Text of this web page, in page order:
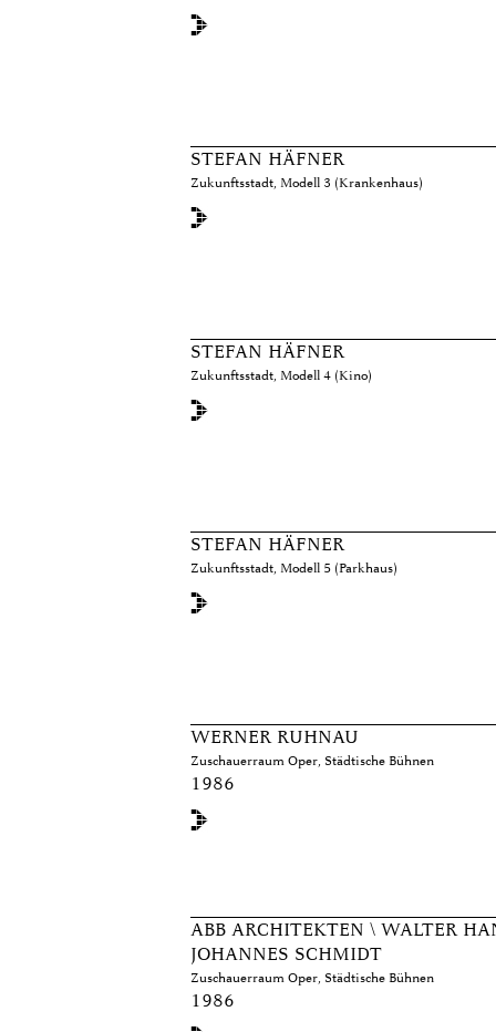
STEFAN HÄFNER
Zukunftsstadt, Modell 3 (Krankenhaus)
STEFAN HÄFNER
Zukunftsstadt, Modell 4 (Kino)
STEFAN HÄFNER
Zukunftsstadt, Modell 5 (Parkhaus)
WERNER RUHNAU
Zuschauerraum Oper, Städtische Bühnen
1986
ABB ARCHITEKTEN \ WALTER
JOHANNES SCHMIDT
Zuschauerraum Oper, Städtische Bühnen
1986